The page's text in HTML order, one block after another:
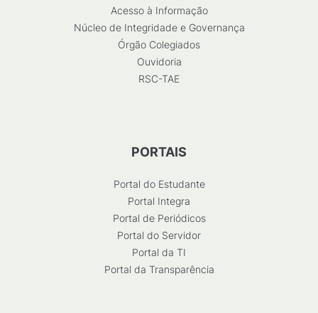
Acesso à Informação
Núcleo de Integridade e Governança
Órgão Colegiados
Ouvidoria
RSC-TAE
PORTAIS
Portal do Estudante
Portal Integra
Portal de Periódicos
Portal do Servidor
Portal da TI
Portal da Transparência